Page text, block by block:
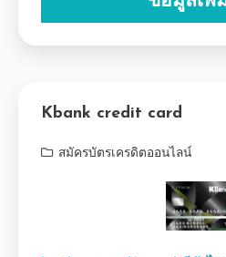
Kbank credit card
สมัครบัตรเครดิตออนไลน์